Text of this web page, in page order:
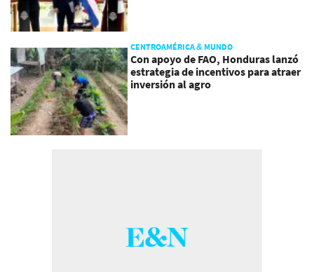
CENTROAMÉRICA & MUNDO
Con apoyo de FAO, Honduras lanzó
estrategia de incentivos para atraer
inversión al agro